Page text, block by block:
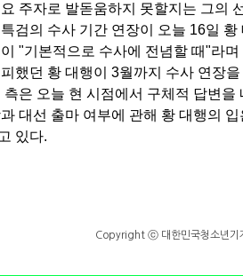
주자로 발돋움하지 못할지는 그의
검의 수사 기간 연장이 오늘 16일
"기본적으로 수사에 전념할 때"라
했던 황 대행이 3월까지 수사 연장
측은 오늘 현 시점에서 구체적 답변
대선 출마 여부에 관해 황 대행의
있다.
Copyright ⓒ 대한민국청소년기